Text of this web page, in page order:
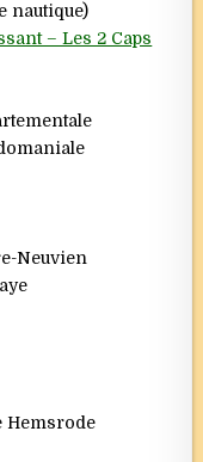
nautique)
– Les 2 Caps
Neuvien
Hemsrode